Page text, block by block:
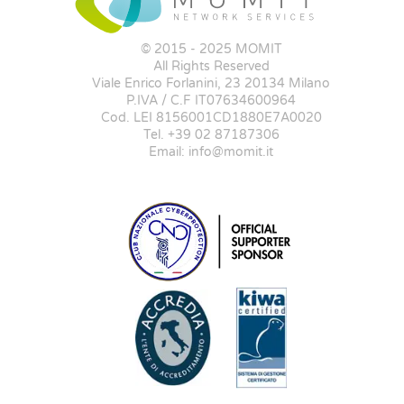
© 2015 - 2025 MOMIT
All Rights Reserved
Viale Enrico Forlanini, 23 20134 Milano
P.IVA / C.F IT07634600964
Cod. LEI 8156001CD1880E7A0020
Tel. +39 02 87187306
Email: info@momit.it